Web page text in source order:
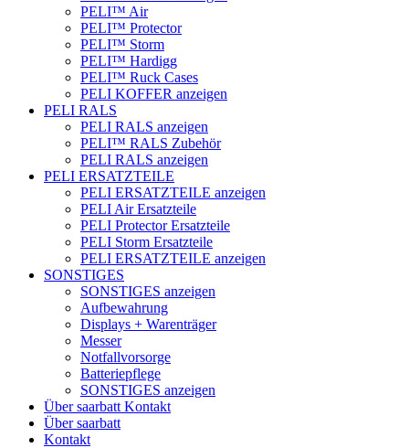
PELI™ Air
PELI™ Protector
PELI™ Storm
PELI™ Hardigg
PELI™ Ruck Cases
PELI KOFFER anzeigen
PELI RALS
PELI RALS anzeigen
PELI™ RALS Zubehör
PELI RALS anzeigen
PELI ERSATZTEILE
PELI ERSATZTEILE anzeigen
PELI Air Ersatzteile
PELI Protector Ersatzteile
PELI Storm Ersatzteile
PELI ERSATZTEILE anzeigen
SONSTIGES
SONSTIGES anzeigen
Aufbewahrung
Displays + Warenträger
Messer
Notfallvorsorge
Batteriepflege
SONSTIGES anzeigen
Über saarbatt Kontakt
Über saarbatt
Kontakt